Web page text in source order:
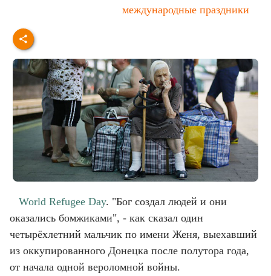
международные праздники
World Refugee Day. "Бог создал людей и они
оказались бомжиками", - как сказал один
четырёхлетний мальчик по имени Женя, выехавший
из оккупированного Донецка после полутора года,
от начала одной вероломной войны.